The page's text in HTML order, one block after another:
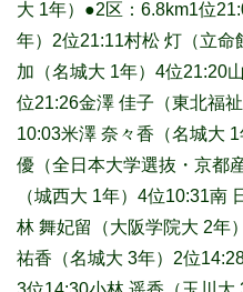
大 1年）●2区：6.8km1位
年）2位21:11村松 灯（立命
加（名城大 1年）4位21:20
位21:26金澤 佳子（東北福
10:03米澤 奈々香（名城大
優（全日本大学選抜・京都
（城西大 1年）4位10:31南
林 舞妃留（大阪学院大 2年
祐香（名城大 3年）2位